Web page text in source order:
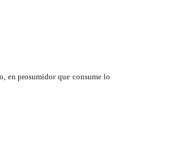
en prosumidor que consume lo